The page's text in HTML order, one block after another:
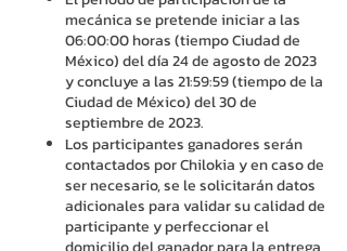
mecánica se pretende iniciar a las
06:00:00 horas (tiempo Ciudad de
México) del día 24 de agosto de 2023
y concluye a las 21:59:59 (tiempo de la
Ciudad de México) del 30 de
septiembre de 2023.
Los participantes ganadores serán
contactados por Chilokia y en caso de
ser necesario, se le solicitarán datos
adicionales para validar su calidad de
participante y perfeccionar el